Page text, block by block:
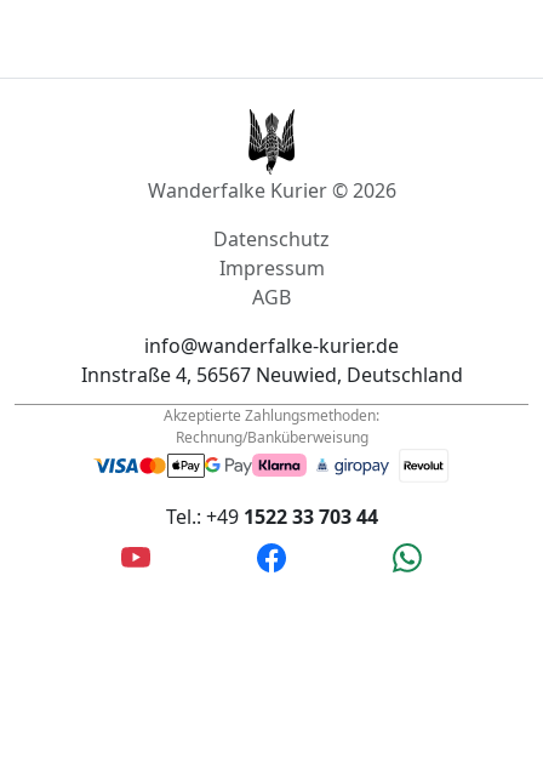
Datenschutz
Impressum
info@wanderfalke-kurier.de
Innstraße 4, 56567 Neuwied, Deutschland
Akzeptierte Zahlungsmethoden:
Rechnung/Banküberweisung
1522 33 703 44